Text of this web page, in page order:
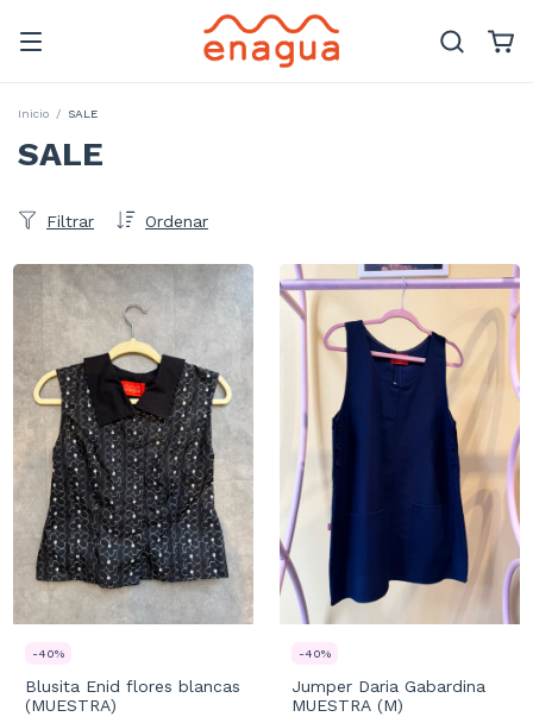
Inicio / SALE
SALE
Ordenar
Filtrar
-40%
Blusita Enid flores blancas
(MUESTRA)
-40%
Jumper Daria Gabardina
MUESTRA (M)